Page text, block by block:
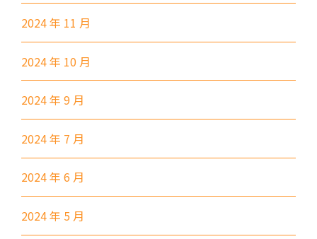
巴士
302, 313, 406, 407
前往方法
葵景分校
2024 年 11 月
2024 年 10 月
2024 年 9 月
2024 年 7 月
2024 年 6 月
2024 年 5 月